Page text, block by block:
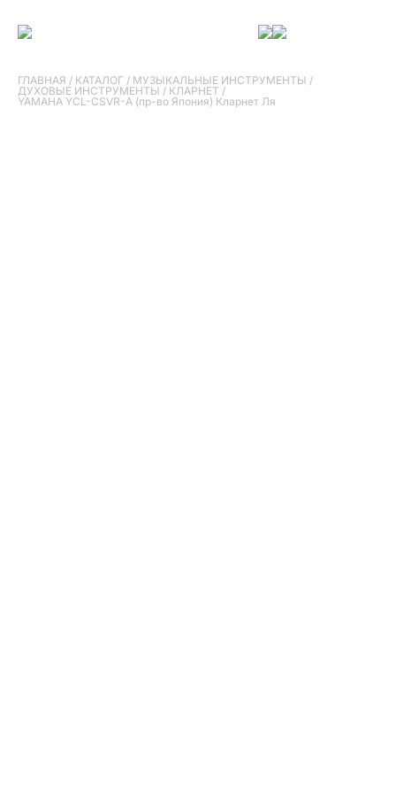
ГЛАВНАЯ / КАТАЛОГ / МУЗЫКАЛЬНЫЕ ИНСТРУМЕНТЫ /
ДУХОВЫЕ ИНСТРУМЕНТЫ / КЛАРНЕТ /
YAMAHA YCL-CSVR-A (пр-во Япония) Кларнет Ля